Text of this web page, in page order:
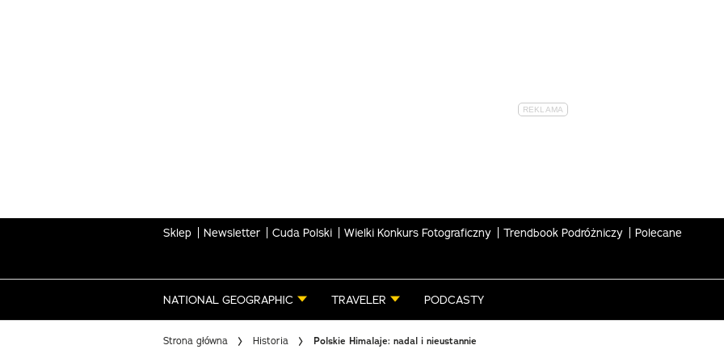
Sklep Newsletter Cuda Polski Wielki Konkurs Fotograficzny Trendbook Podróżniczy Polecane
NATIONAL GEOGRAPHIC TRAVELER PODCASTY
Strona główna Historia Polskie Himalaje: nadal i nieustannie